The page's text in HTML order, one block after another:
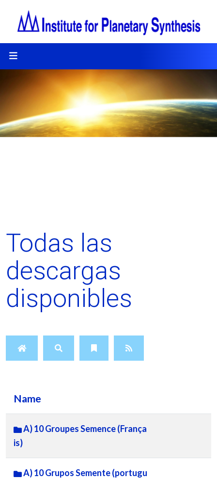
Todas las
descargas
disponibles
Name
A) 10 Groupes Semence (França
is)
A) 10 Grupos Semente (portugu